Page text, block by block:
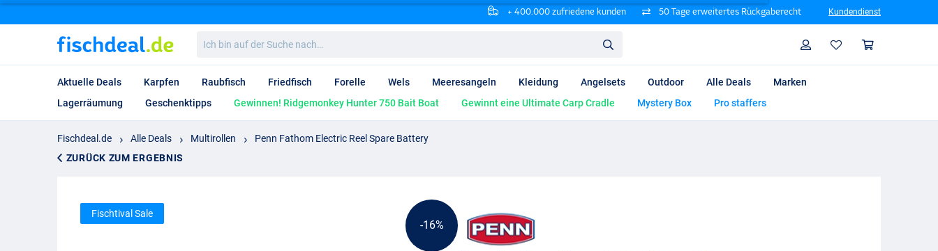
+ 400.000 zufriedene kunden 50 Tage erweitertes Rückgaberecht Kundendienst
bin
auf
Suche
nach…
Profil
Aktuelle Deals Karpfen Raubfisch Friedfisch Forelle Wels Meeresangeln Kleidung Angelsets Outdoor Alle Deals
Marken
Lagerräumung
Geschenktipps Gewinnen! Ridgemonkey Hunter 750 Bait Boat Gewinnt eine Ultimate Carp Cradle Mystery Box Pro staffers
Fischdeal.de Alle Deals Multirollen
Penn Fathom Electric Reel Spare Battery
ZURÜCK ZUM ERGEBNIS
-16%
Fischtival Sale